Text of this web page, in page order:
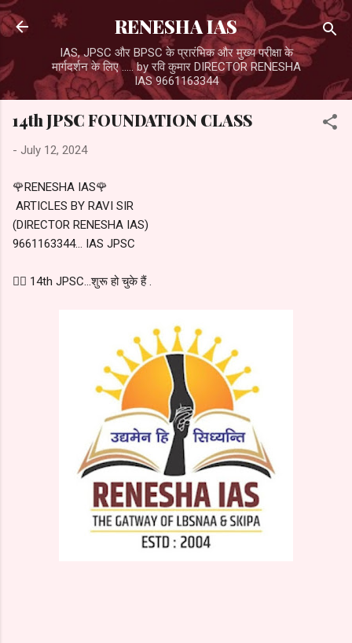
Skip to main content
RENESHA IAS
IAS, JPSC और BPSC के प्रारंभिक और मुख्य परीक्षा के
मार्गदर्शन के लिए ..... by रवि कुमार DIRECTOR RENESHA
IAS 9661163344
14th JPSC FOUNDATION CLASS
- July 12, 2024
🌹RENESHA IAS🌹
ARTICLES BY RAVI SIR
(DIRECTOR RENESHA IAS)
9661163344... IAS JPSC
👉🏻 14th JPSC...शुरू हो चुके हैं .